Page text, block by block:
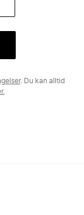
. Du kan alltid